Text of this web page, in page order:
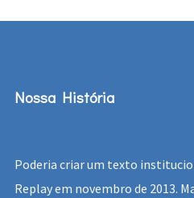
Nossa História
Poderia criar um texto
Replay em novembro de 2013.